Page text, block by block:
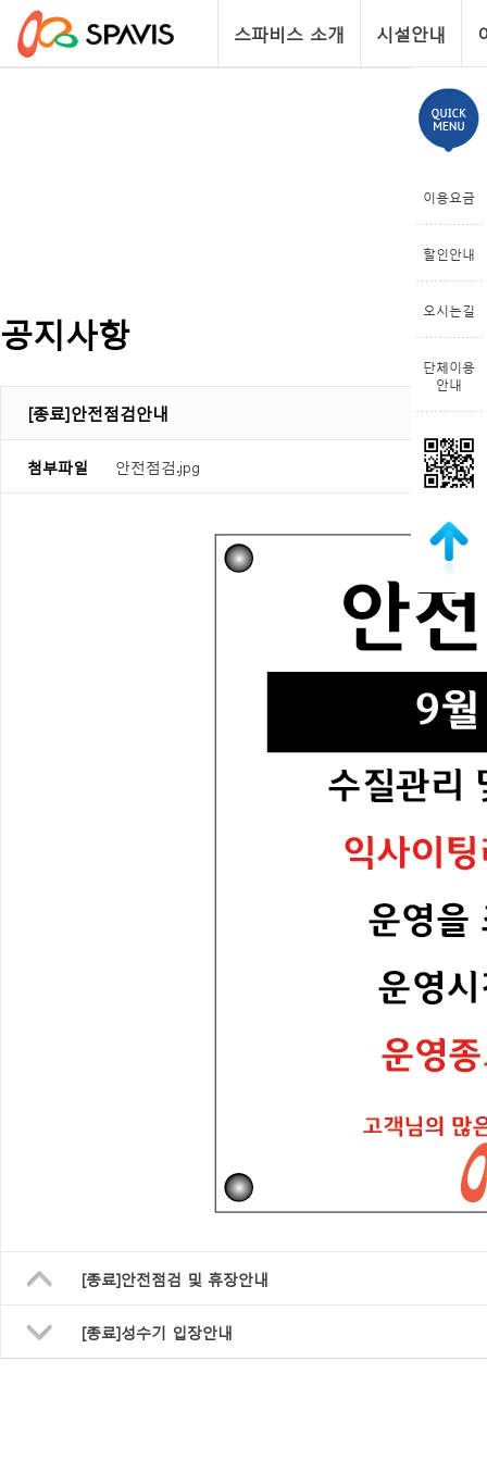
스파비스 소개 시설안내
공지사항
[종료]안전점검안내
첨부파일 안전점검.jpg
[종료]안전점검 및 휴장안내
[종료]성수기 입장안내
이용요금
할인안내
오시는길
단체이용
안내